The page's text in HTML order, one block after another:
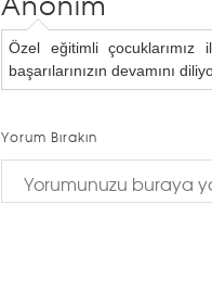
Özel eğitimli
başarılarınızın devamını
Yorum Bırakın